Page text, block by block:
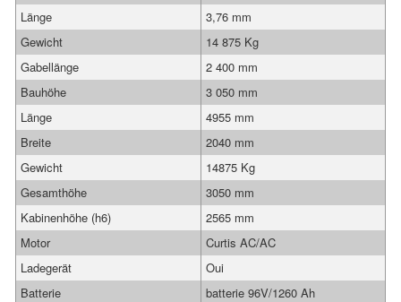
Länge
3,76 mm
Gewicht
14 875 Kg
Gabellänge
2 400 mm
Bauhöhe
3 050 mm
Länge
4955 mm
Breite
2040 mm
Gewicht
14875 Kg
Gesamthöhe
3050 mm
Kabinenhöhe (h6)
2565 mm
Motor
Curtis AC/AC
Ladegerät
Oui
Batterie
batterie 96V/1260 Ah